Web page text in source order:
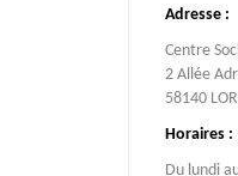
Adresse :
Centre
2 Allée
58140
Horaires :
Du lundi